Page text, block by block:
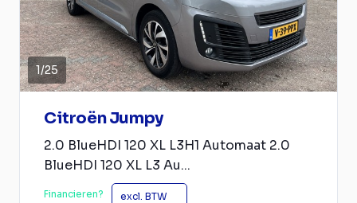
1/25
Citroën Jumpy
2.0 BlueHDI 120 XL L3H1 Automaat 2.0
BlueHDI 120 XL L3 Au...
Financieren? excl. BTW